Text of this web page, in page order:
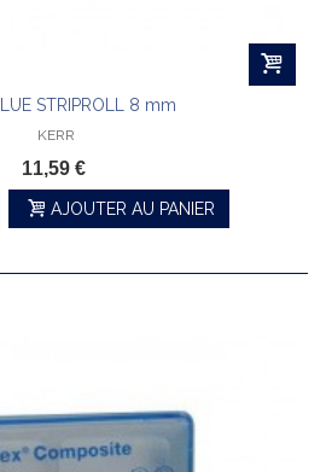
STRIPROLL 8 mm
KERR
11,59 €
AJOUTER AU PANIER